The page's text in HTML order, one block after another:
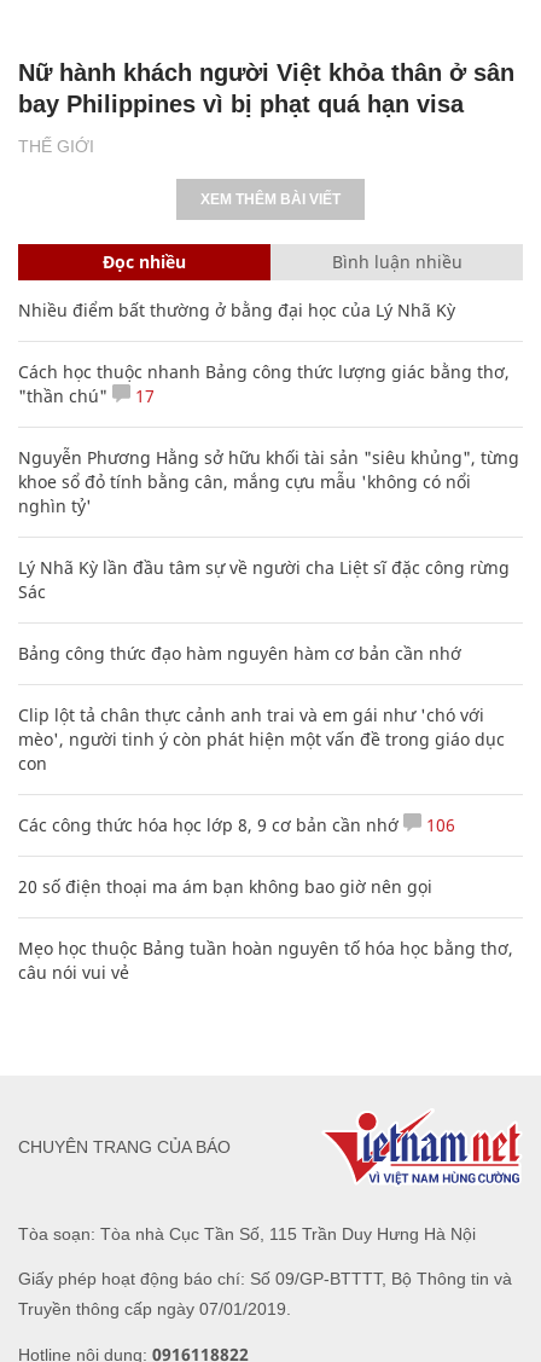
THẾ GIỚI
Nữ hành khách người Việt khỏa thân ở sân
bay Philippines vì bị phạt quá hạn visa
XEM THÊM BÀI VIẾT
Đọc nhiều Bình luận nhiều
Nhiều điểm bất thường ở bằng đại học của Lý Nhã Kỳ
Cách học thuộc nhanh Bảng công thức lượng giác bằng thơ,
"thần chú"
17
Nguyễn Phương Hằng sở hữu khối tài sản "siêu khủng", từng
khoe sổ đỏ tính bằng cân, mắng cựu mẫu 'không có nổi
nghìn tỷ'
Lý Nhã Kỳ lần đầu tâm sự về người cha Liệt sĩ đặc công rừng
Sác
Bảng công thức đạo hàm nguyên hàm cơ bản cần nhớ
Clip lột tả chân thực cảnh anh trai và em gái như 'chó với
mèo', người tinh ý còn phát hiện một vấn đề trong giáo dục
con
Các công thức hóa học lớp 8, 9 cơ bản cần nhớ 106
20 số điện thoại ma ám bạn không bao giờ nên gọi
Mẹo học thuộc Bảng tuần hoàn nguyên tố hóa học bằng thơ,
câu nói vui vẻ
Tòa soạn: Tòa nhà Cục Tần Số, 115 Trần Duy Hưng Hà Nội
Giấy phép hoạt động báo chí: Số 09/GP-BTTTT, Bộ Thông tin và
Truyền thông cấp ngày 07/01/2019.
Hotline nội dung: 0916118822
CHUYÊN TRANG CỦA BÁO